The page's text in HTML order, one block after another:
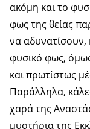
ακόμη και το
φως της θείας
να αδυνατίσουν,
φυσικό φως,
και πρωτίστως
Παράλληλα,
χαρά της
μυστήρια της